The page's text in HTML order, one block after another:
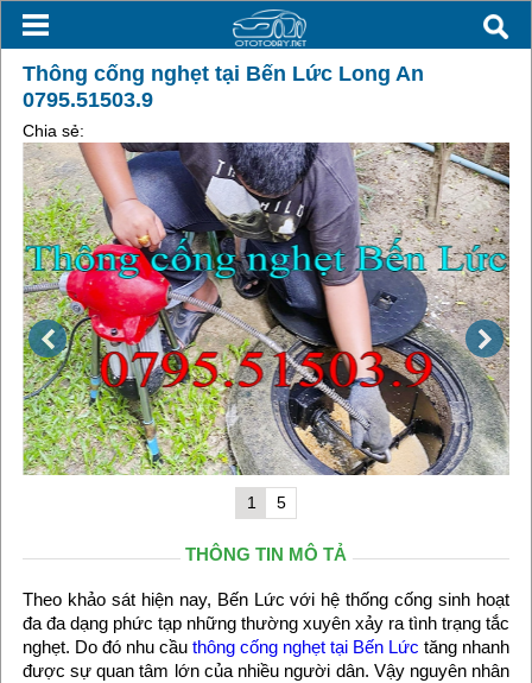
Thông cống nghẹt tại Bến Lức Long An
0795.51503.9
Chia sẻ:
1 5
THÔNG TIN MÔ TẢ
Theo khảo sát hiện nay, Bến Lức với hệ thống cống sinh hoạt
đa đa dạng phức tạp những thường xuyên xảy ra tình trạng tắc
nghẹt. Do đó nhu cầu thông cống nghẹt tại Bến Lức tăng nhanh
được sự quan tâm lớn của nhiều người dân. Vậy nguyên nhân